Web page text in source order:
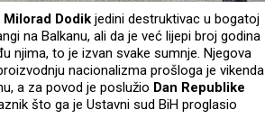
Milorad Dodik jedini destruktivac u bogatoj
na Balkanu, ali da je već lijepi broj godina
njima, to je izvan svake sumnje. Njegova
nacionalizma prošloga je vikenda
a za povod je poslužio Dan Republike
što ga je Ustavni sud BiH proglasio